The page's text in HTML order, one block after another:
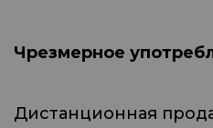
Чрезмерное
Дистанционная